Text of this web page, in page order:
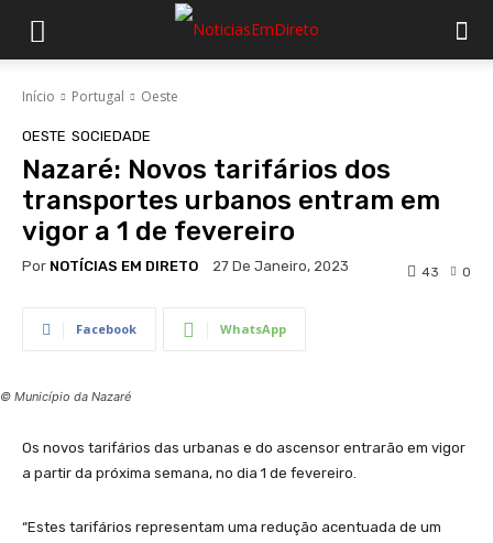
Início Portugal Oeste
OESTE SOCIEDADE
Nazaré: Novos tarifários dos
transportes urbanos entram em
vigor a 1 de fevereiro
Por NOTÍCIAS EM DIRETO 27 De Janeiro, 2023 0
43
Facebook WhatsApp
© Município da Nazaré
Os novos tarifários das urbanas e do ascensor entrarão em vigor
a partir da próxima semana, no dia 1 de fevereiro.
“Estes tarifários representam uma redução acentuada de um